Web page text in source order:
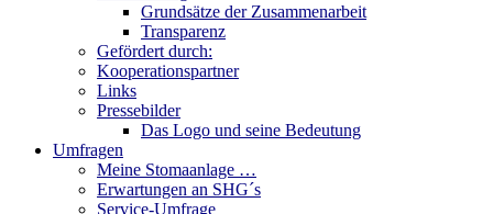
Grundsätze der Zusammenarbeit
Transparenz
Gefördert durch:
Kooperationspartner
Links
Pressebilder
Das Logo und seine Bedeutung
Umfragen
Meine Stomaanlage …
Erwartungen an SHG´s
Service-Umfrage